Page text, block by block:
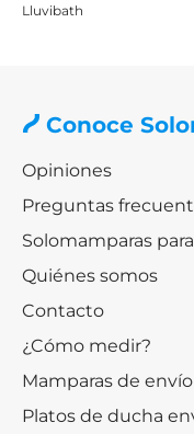
Lluvibath
Conoce
Opiniones
Preguntas
Solomamparas
Quiénes somos
Contacto
¿Cómo medir?
Mamparas de
Platos de ducha